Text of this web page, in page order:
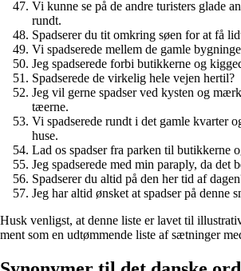
Vi kunne se på de andre turisters glade
rundt.
Spadserer du tit omkring søen for at få
Vi spadserede mellem de gamle
Jeg spadserede forbi butikkerne og
Spadserede de virkelig hele vejen hertil?
Jeg vil gerne spadser ved kysten og
tæerne.
Vi spadserede rundt i det gamle kvarter
huse.
Lad os spadser fra parken til butikkerne
Jeg spadserede med min paraply, da det
Spadserer du altid på den her tid af
Jeg har altid ønsket at spadser på denne
Husk venligst, at denne liste er lavet til
ment som en udtømmende liste af sætninger